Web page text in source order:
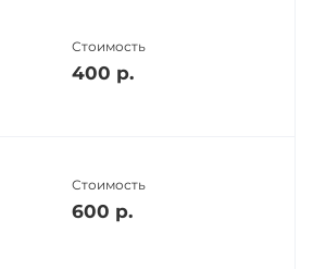
Стоимость
400 р.
Стоимость
600 р.